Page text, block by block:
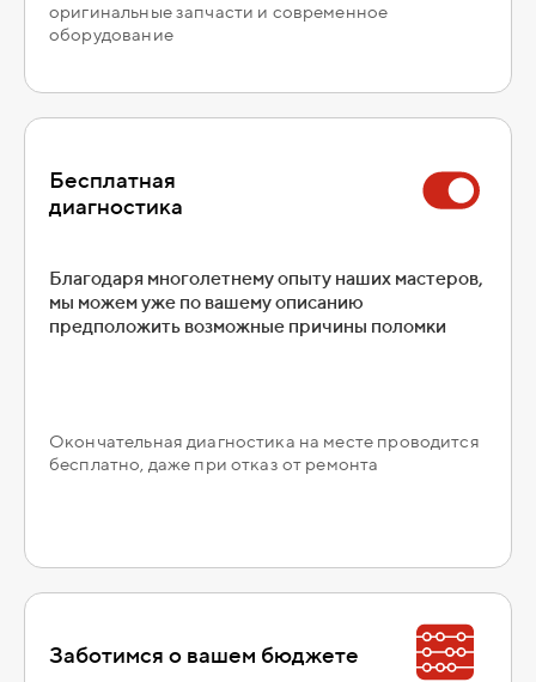
оригинальные запчасти и современное
оборудование
Бесплатная
диагностика
Благодаря многолетнему опыту наших мастеров,
мы можем уже по вашему описанию
предположить возможные причины поломки
Окончательная диагностика на месте проводится
бесплатно, даже при отказ от ремонта
Заботимся о вашем бюджете